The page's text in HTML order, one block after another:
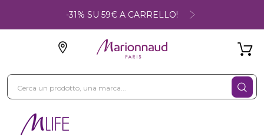
-31% SU 59€ A CARRELLO!